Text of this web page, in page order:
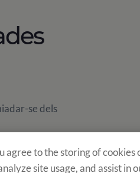
se dels
per obtenir el
agree to the storing of cookies
site usage, and assist in